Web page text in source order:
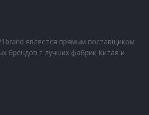
является прямым поставщиком
брендов с лучших фабрик Китая и